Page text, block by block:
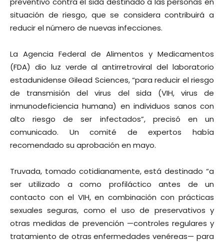
situación de riesgo, que se considera contribuirá a
reducir el número de nuevas infecciones.
La Agencia Federal de Alimentos y Medicamentos
(FDA) dio luz verde al antirretroviral del laboratorio
estadunidense Gilead Sciences, “para reducir el riesgo
de transmisión del virus del sida (VIH, virus de
inmunodeficiencia humana) en individuos sanos con
alto riesgo de ser infectados”, precisó en un
comunicado. Un comité de expertos había
recomendado su aprobación en mayo.
Truvada, tomado cotidianamente, está destinado “a
ser utilizado a como profiláctico antes de un
contacto con el VIH, en combinación con prácticas
sexuales seguras, como el uso de preservativos y
otras medidas de prevención —controles regulares y
tratamiento de otras enfermedades venéreas— para